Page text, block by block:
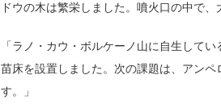
ドウの木は繁栄しました。噴火口の中で
「ラノ・カウ・ボルケーノ山に自生して
苗床を設置しました。次の課題は、アン
す。」